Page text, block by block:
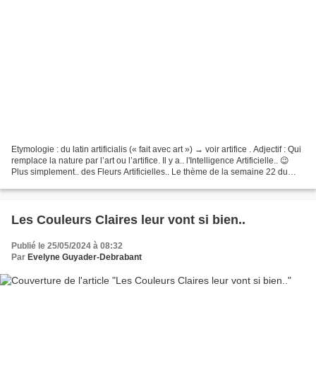
Etymologie : du latin artificialis (« fait avec art ») → voir artifice . Adjectif : Qui
remplace la nature par l’art ou l’artifice. Il y a.. l'Intelligence Artificielle.. 😉
Plus simplement.. des Fleurs Artificielles.. Le thème de la semaine 22 du
Les Couleurs Claires leur vont si bien..
Publié le 25/05/2024 à 08:32
Par Evelyne Guyader-Debrabant